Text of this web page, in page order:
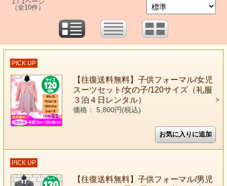
（全10件）
PICK UP
【往復送料無料】子供フォーマル/女児
スーツセット/女の子/120サイズ（礼服
３泊４日レンタル）
価格： 5,800円(税込)
PICK UP
【往復送料無料】子供フォーマル/男児